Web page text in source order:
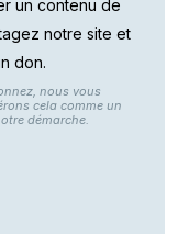
un contenu de
notre site et
don.
nous vous
cela comme un
démarche.